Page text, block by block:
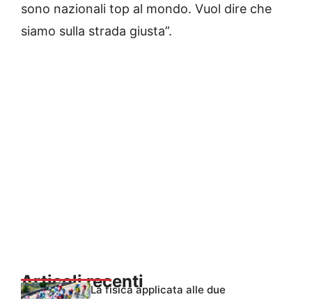
sono nazionali top al mondo. Vuol dire che
siamo sulla strada giusta”.
Articoli recentiLa fisica applicata alle due